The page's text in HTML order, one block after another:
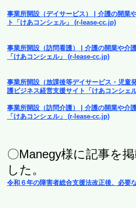
事業所開設（デイサービス） | 介護の開業
ト「けあコンシェル」 (r-lease-cc.jp)
事業所開設（訪問看護） | 介護の開業や介
「けあコンシェル」 (r-lease-cc.jp)
事業所開設（放課後等デイサービス・児童
護ビジネス経営支援サイト「けあコンシェ
事業所開設（訪問介護） | 介護の開業や介
「けあコンシェル」 (r-lease-cc.jp)
〇Manegy様に記事を
した。
令和６年の障害者総合支援法改正後、必要